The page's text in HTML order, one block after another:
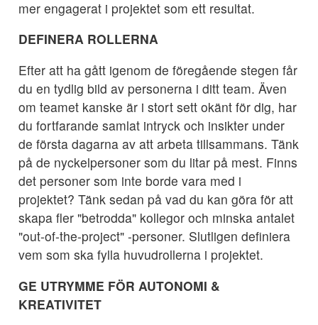
mer engagerat i projektet som ett resultat.
DEFINERA ROLLERNA
Efter att ha gått igenom de föregående stegen får
du en tydlig bild av personerna i ditt team. Även
om teamet kanske är i stort sett okänt för dig, har
du fortfarande samlat intryck och insikter under
de första dagarna av att arbeta tillsammans. Tänk
på de nyckelpersoner som du litar på mest. Finns
det personer som inte borde vara med i
projektet? Tänk sedan på vad du kan göra för att
skapa fler "betrodda" kollegor och minska antalet
"out-of-the-project" -personer. Slutligen definiera
vem som ska fylla huvudrollerna i projektet.
GE UTRYMME FÖR AUTONOMI &
KREATIVITET